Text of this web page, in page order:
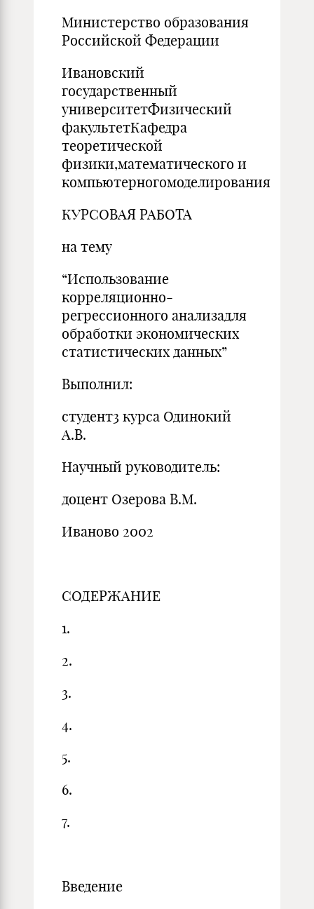
Министерство образования
Российской Федерации
Ивановский
государственный
университетФизический
факультетКафедра
теоретической
физики,математического и
компьютерногомоделирования
КУРСОВАЯ РАБОТА
на тему
“Использование
корреляционно-
регрессионного анализадля
обработки экономических
статистических данных”
Выполнил:
студент3 курса Одинокий
А.В.
Научный руководитель:
доцент Озерова В.М.
Иваново 2002
СОДЕРЖАНИЕ
1.
2.
3.
4.
5.
6.
7.
Введение